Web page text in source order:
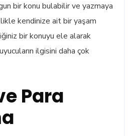
bir konu bulabilir ve yazmaya
kendinize ait bir yaşam
bir konuyu ele alarak
ilgisini daha çok
Para